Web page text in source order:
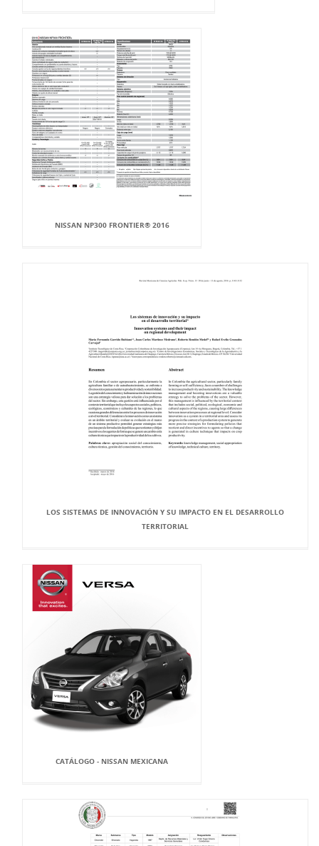
NISSAN NP300 FRONTIER® 2016
LOS SISTEMAS DE INNOVACIÓN Y SU IMPACTO EN EL DESARROLLO
TERRITORIAL
CATÁLOGO - NISSAN MEXICANA